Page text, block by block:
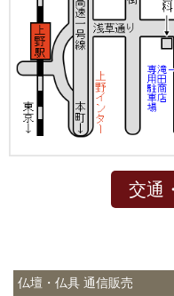
交通
仏壇・仏具 通信販売